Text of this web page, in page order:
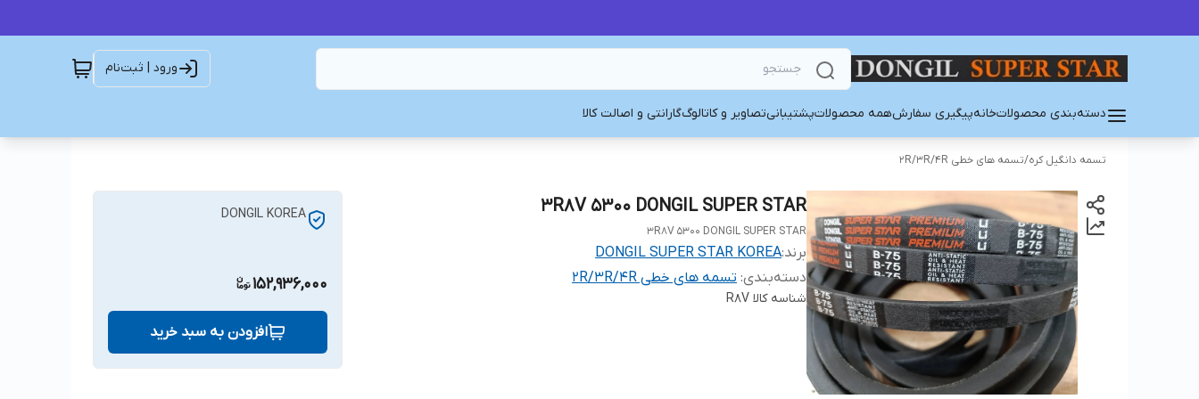
ورود | ثبت‌نام
دسته‌بندی محصولاتخانهپیگیری سفارشهمه محصولاتپشتیبانیتصاویر و کاتالوگگارانتی و اصالت کالا
تسمه دانگیل کره/تسمه های خطی 2R/3R/4R
3R8V 5300 DONGIL SUPER STAR
3R8V 5300 DONGIL SUPER STAR
برند:DONGIL SUPER STAR KOREA
دسته‌بندی: تسمه های خطی 2R/3R/4R
شناسه کالا R8V
DONGIL KOREA
152,936,000
افزودن به سبد خرید